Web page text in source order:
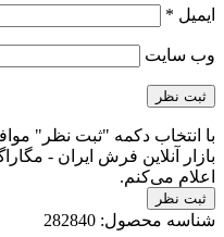
ایمیل *
وب‌ سایت
با انتخاب دکمه "ثبت نظر"
اعلام می‌کنم.
ثبت نظر
شناسه محصول: 282840